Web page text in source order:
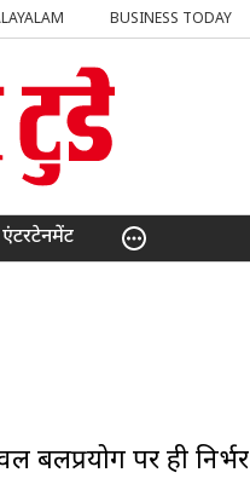
BUSINESS TODAY
एंटरटेनमेंट
बलप्रयोग पर ही निर्भर